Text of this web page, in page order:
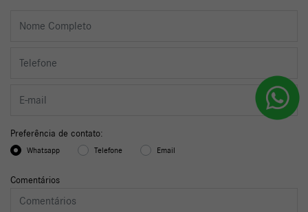
Preferência de contato:
Whatsapp Telefone Email
Comentários